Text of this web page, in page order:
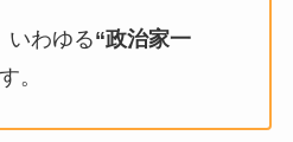
いわゆる“政治家一
。